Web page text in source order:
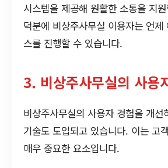
시스템을 제공해 원활한 소통을 지
덕분에 비상주사무실 이용자는 언제
스를 진행할 수 있습니다.
3. 비상주사무실의 사용
비상주사무실의 사용자 경험을 개선
기술도 도입되고 있습니다. 이는 고
매우 중요한 요소입니다.